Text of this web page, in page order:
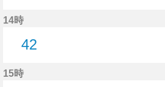
14時
42
15時